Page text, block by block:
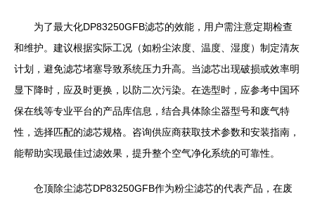
为了最大化DP83250GFB滤芯的效能，用户需注意定期检查
和维护。建议根据实际工况（如粉尘浓度、温度、湿度）制定清灰
计划，避免滤芯堵塞导致系统压力升高。当滤芯出现破损或效率明
显下降时，应及时更换，以防二次污染。在选型时，应参考中国环
保在线等专业平台的产品库信息，结合具体除尘器型号和废气特
性，选择匹配的滤芯规格。咨询供应商获取技术参数和安装指南，
能帮助实现最佳过滤效果，提升整个空气净化系统的可靠性。
仓顶除尘滤芯DP83250GFB作为粉尘滤芯的代表产品，在废